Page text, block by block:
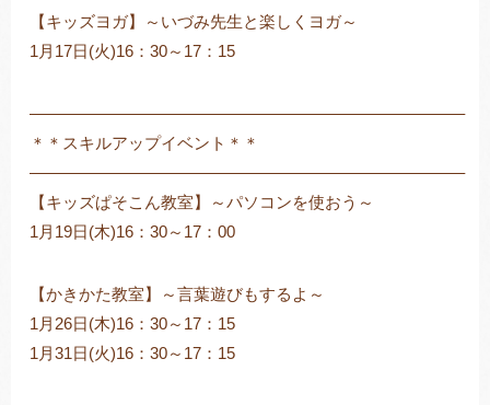
【キッズヨガ】～いづみ先生と楽しくヨガ～
1月17日(火)16：30～17：15
——————————————————————————–
＊＊スキルアップイベント＊＊
——————————————————————————–
【キッズぱそこん教室】～パソコンを使おう～
1月19日(木)16：30～17：00
【かきかた教室】～言葉遊びもするよ～
1月26日(木)16：30～17：15
1月31日(火)16：30～17：15